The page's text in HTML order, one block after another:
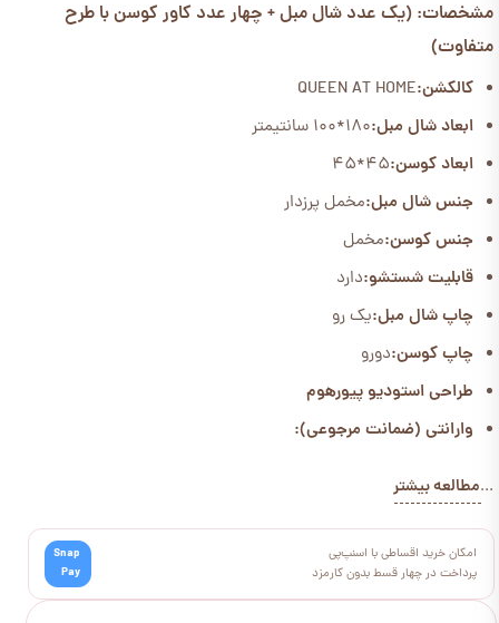
مشخصات: (یک عدد شال مبل + چهار عدد کاور کوسن با طرح
متفاوت)
کالکشن:QUEEN AT HOME
ابعاد شال مبل:۱۸۰*۱۰۰ سانتیمتر
ابعاد کوسن:45*45
جنس شال مبل:مخمل پرزدار
جنس کوسن:مخمل
قابلیت شستشو:دارد
چاپ شال مبل:یک رو
چاپ کوسن:دورو
طراحی استودیو پیورهوم
وارانتی (ضمانت مرجوعی):
...مطالعه بیشتر
امکان خرید اقساطی با اسنپ‌پی
پرداخت در چهار قسط بدون کارمزد
Snap
Pay